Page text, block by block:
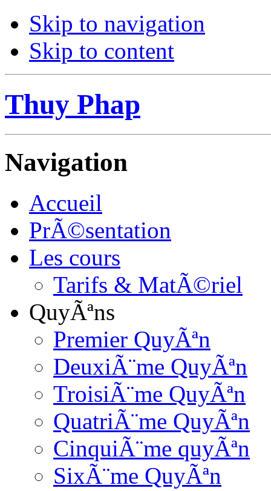
Skip to navigation
Skip to content
Thuy Phap
Navigation
Accueil
PrÃ©sentation
Les cours
Tarifs & MatÃ©riel
QuyÃªns
Premier QuyÃªn
DeuxiÃ¨me QuyÃªn
TroisiÃ¨me QuyÃªn
QuatriÃ¨me QuyÃªn
CinquiÃ¨me quyÃªn
SixÃ¨me QuyÃªn